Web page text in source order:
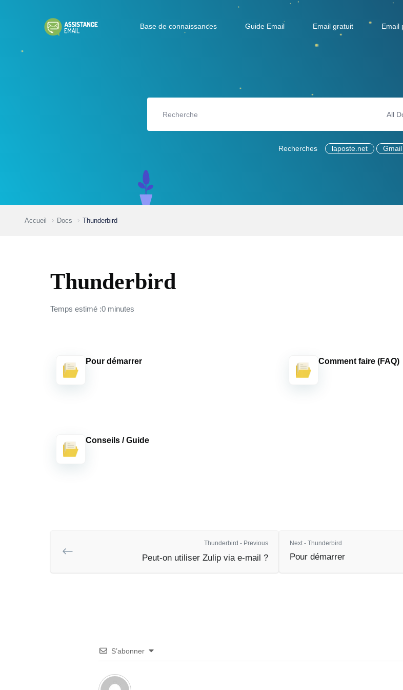
Base de connaissances Guide Email Email gratuit Email
Recherches laposte.net Gmail
Accueil Docs Thunderbird
Thunderbird
Temps estimé :0 minutes
Pour démarrer Comment faire (FAQ)
Conseils / Guide
Thunderbird - Previous
Peut-on utiliser Zulip via e-mail ?
Next - Thunderbird
Pour démarrer
S’abonner